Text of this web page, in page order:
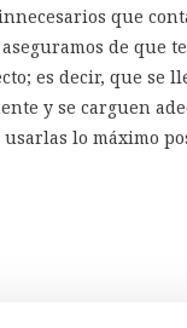
que
de que
es decir, que se
y se carguen
lo máximo